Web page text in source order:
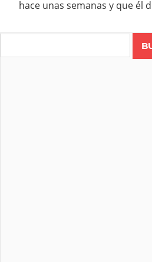
hace unas semanas y que él